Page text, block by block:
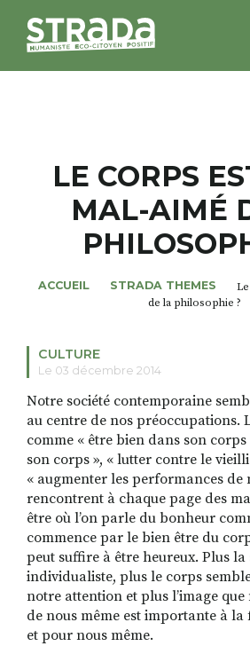
MAGAZINES
NOS THÈMES
ROSÉE DE MAI
RECHERCHER
S'INSCRIRE À LA
FACEBOOK
LE CORPS
MAL-AIMÉ
ACCUEIL STRADA THEMES
de la philosophie ?
CULTURE
Le 03 décembre 2014
Notre société contemporaine
au centre de nos préoccupations.
comme « être bien dans son corps
son corps », « lutter contre le
« augmenter les performances de
rencontrent à chaque page des
être où l’on parle du bonheur
commence par le bien être du
peut suffire à être heureux. Plus la
individualiste, plus le corps
notre attention et plus l’image
de nous même est importante à
et pour nous même.